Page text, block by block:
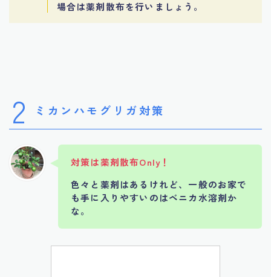
場合は薬剤散布を行いましょう。
2 ミカンハモグリガ対策
対策は薬剤散布Only！
色々と薬剤はあるけれど、一般のお家で
も手に入りやすいのはベニカ水溶剤か
な。